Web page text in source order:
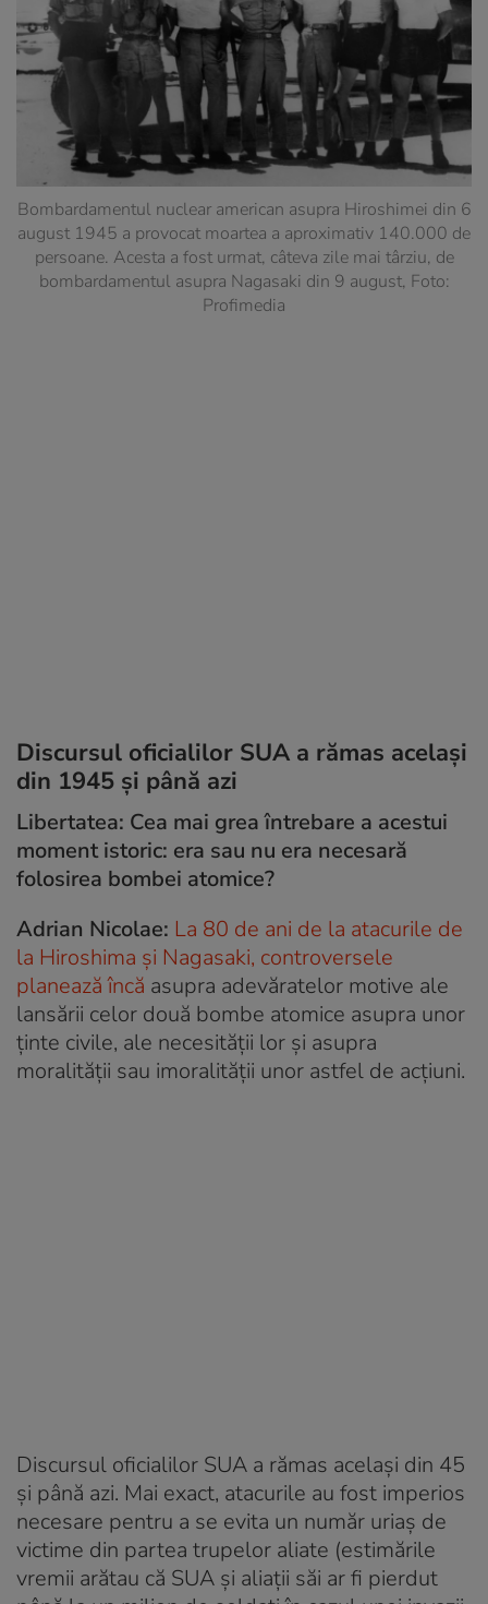
Bombardamentul nuclear american asupra Hiroshimei din 6
august 1945 a provocat moartea a aproximativ 140.000 de
persoane. Acesta a fost urmat, câteva zile mai târziu, de
bombardamentul asupra Nagasaki din 9 august, Foto:
Profimedia
Discursul oficialilor SUA a rămas același
din 1945 și până azi
Libertatea: Cea mai grea întrebare a acestui
moment istoric: era sau nu era necesară
folosirea bombei atomice?
Adrian Nicolae: La 80 de ani de la atacurile de
la Hiroshima și Nagasaki, controversele
planează încă asupra adevăratelor motive ale
lansării celor două bombe atomice asupra unor
ținte civile, ale necesității lor și asupra
moralității sau imoralității unor astfel de acțiuni.
Discursul oficialilor SUA a rămas același din 45
și până azi. Mai exact, atacurile au fost imperios
necesare pentru a se evita un număr uriaș de
victime din partea trupelor aliate (estimările
vremii arătau că SUA și aliații săi ar fi pierdut